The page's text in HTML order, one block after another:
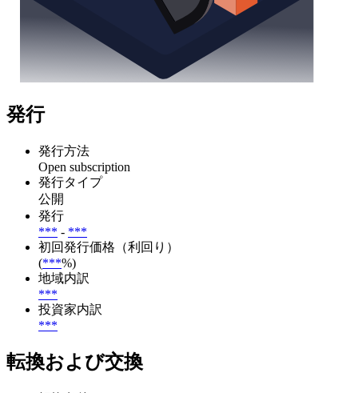
発行
発行方法
Open subscription
発行タイプ
公開
発行
*** - ***
初回発行価格（利回り）
(***%)
地域内訳
***
投資家内訳
***
転換および交換